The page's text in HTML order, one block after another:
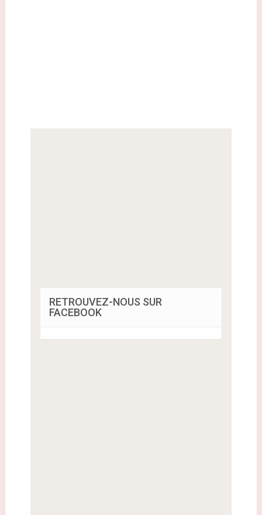
RETROUVEZ-NOUS SUR
FACEBOOK